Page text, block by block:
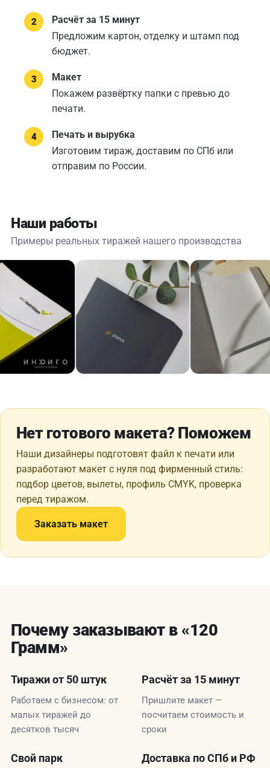
Расчёт за 15 минут
Предложим картон, отделку и штамп под
бюджет.
Макет
Покажем развёртку папки с превью до
печати.
Печать и вырубка
Изготовим тираж, доставим по СПб или
отправим по России.
Наши работы
Примеры реальных тиражей нашего производства
Нет готового макета? Поможем
Наши дизайнеры подготовят файл к печати или
разработают макет с нуля под фирменный стиль:
подбор цветов, вылеты, профиль CMYK, проверка
перед тиражом.
Заказать макет
Почему заказывают в «120
Грамм»
Тиражи от 50 штук
Работаем с бизнесом: от
малых тиражей до
десятков тысяч
Расчёт за 15 минут
Пришлите макет —
посчитаем стоимость и
сроки
Свой парк
Доставка по СПб и РФ